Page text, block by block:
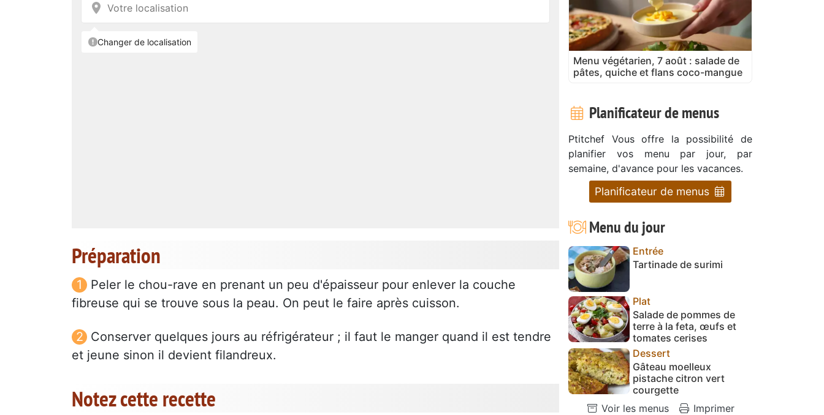
Préparation
Peler le chou-rave en prenant un peu d'épaisseur pour enlever la couche
fibreuse qui se trouve sous la peau. On peut le faire après cuisson.
Conserver quelques jours au réfrigérateur ; il faut le manger quand il est tendre
et jeune sinon il devient filandreux.
Notez cette recette
Menu végétarien, 7 août : salade de
pâtes, quiche et flans coco-mangue
Planificateur de menus
Ptitchef Vous offre la possibilité de
planifier vos menu par jour, par
semaine, d'avance pour les vacances.
Planificateur de menus
Menu du jour
Entrée
Tartinade de surimi
Plat
Salade de pommes de
terre à la feta, œufs et
tomates cerises
Dessert
Gâteau moelleux
pistache citron vert
courgette
Voir les menus
Imprimer